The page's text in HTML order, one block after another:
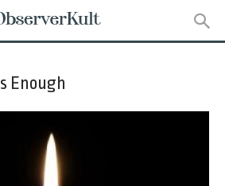
Enough